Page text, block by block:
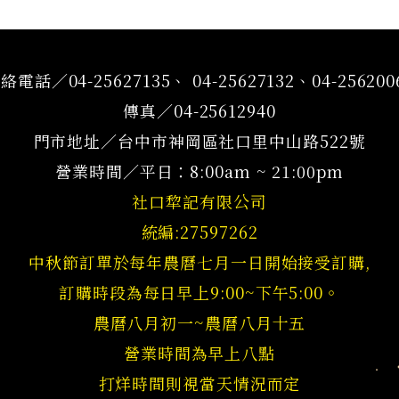
電話／04-25627135、 04-25627132、04-
傳真／04-25612940
門市地址／台中市神岡區社口里中山路522號
營業時間／平日：8:00am ~ 21:00pm
社口犂記有限公司
統編:27597262
中秋節訂單於每年農曆七月一日開始接受訂購,
訂購時段為每日早上9:00~下午5:00。
農曆八月初一~農曆八月十五
營業時間為早上八點
打烊時間則視當天情況而定